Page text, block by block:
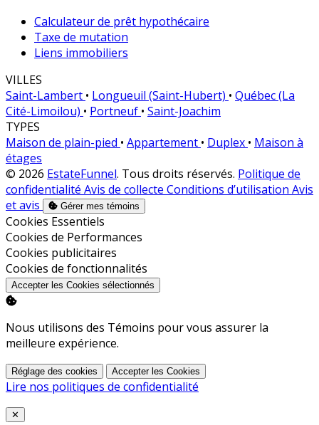
Calculateur de prêt hypothécaire
Taxe de mutation
Liens immobiliers
VILLES
Saint-Lambert • Longueuil (Saint-Hubert) • Québec (La
Cité-Limoilou) • Portneuf • Saint-Joachim
TYPES
Maison de plain-pied • Appartement • Duplex • Maison à
étages
© 2026 EstateFunnel. Tous droits réservés. Politique de
confidentialité Avis de collecte Conditions d’utilisation Avis
et avis
Gérer mes témoins
Activer
Cookies Essentiels
Activer
Cookies de Performances
Activer
Cookies publicitaires
Activer
Cookies de fonctionnalités
Accepter les Cookies sélectionnés
Nous utilisons des Témoins pour vous assurer la
meilleure expérience.
Réglage des cookies Accepter les Cookies
Lire nos politiques de confidentialité
Close
✕